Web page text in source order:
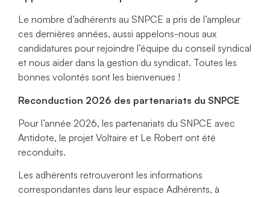
Le nombre d’adhérents au SNPCE a pris de l’ampleur
ces dernières années, aussi appelons-nous aux
candidatures pour rejoindre l’équipe du conseil syndical
et nous aider dans la gestion du syndicat. Toutes les
bonnes volontés sont les bienvenues !
Reconduction 2026 des partenariats du SNPCE
Pour l’année 2026, les partenariats du SNPCE avec
Antidote, le projet Voltaire et Le Robert ont été
reconduits.
Les adhérents retrouveront les informations
correspondantes dans leur espace Adhérents, à